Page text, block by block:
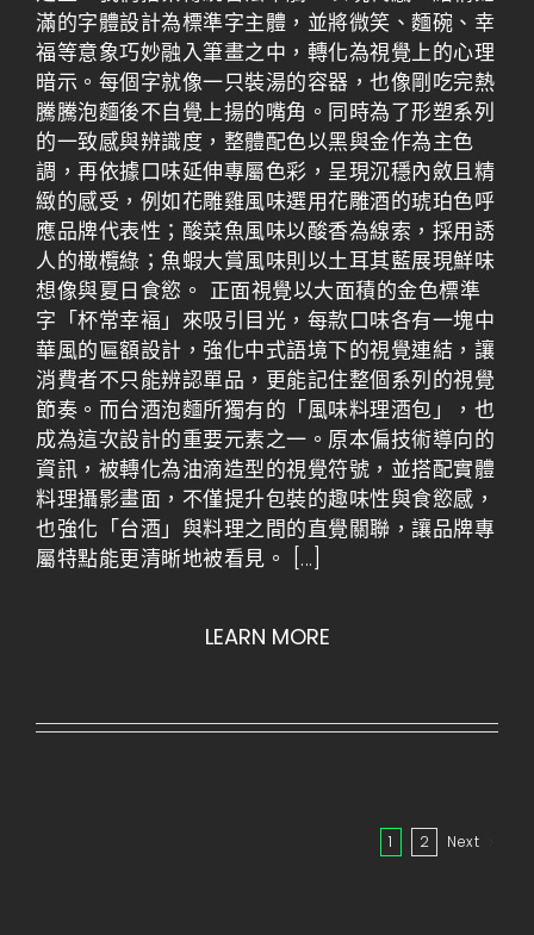
滿的字體設計為標準字主體，並將微笑、麵碗、幸
福等意象巧妙融入筆畫之中，轉化為視覺上的心理
暗示。每個字就像一只裝湯的容器，也像剛吃完熱
騰騰泡麵後不自覺上揚的嘴角。同時為了形塑系列
的一致感與辨識度，整體配色以黑與金作為主色
調，再依據口味延伸專屬色彩，呈現沉穩內斂且精
緻的感受，例如花雕雞風味選用花雕酒的琥珀色呼
應品牌代表性；酸菜魚風味以酸香為線索，採用誘
人的橄欖綠；魚蝦大賞風味則以土耳其藍展現鮮味
想像與夏日食慾。 正面視覺以大面積的金色標準
字「杯常幸褔」來吸引目光，每款口味各有一塊中
華風的匾額設計，強化中式語境下的視覺連結，讓
消費者不只能辨認單品，更能記住整個系列的視覺
節奏。而台酒泡麵所獨有的「風味料理酒包」，也
成為這次設計的重要元素之一。原本偏技術導向的
資訊，被轉化為油滴造型的視覺符號，並搭配實體
料理攝影畫面，不僅提升包裝的趣味性與食慾感，
也強化「台酒」與料理之間的直覺關聯，讓品牌專
屬特點能更清晰地被看見。
[...]
LEARN MORE
1 2 Next